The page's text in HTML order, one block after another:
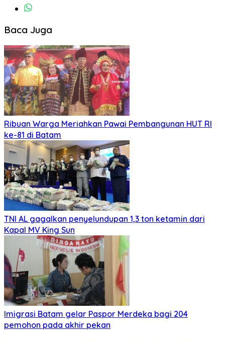
Baca Juga
Ribuan Warga Meriahkan Pawai Pembangunan HUT RI
ke-81 di Batam
TNI AL gagalkan penyelundupan 1,3 ton ketamin dari
Kapal MV King Sun
Imigrasi Batam gelar Paspor Merdeka bagi 204
pemohon pada akhir pekan